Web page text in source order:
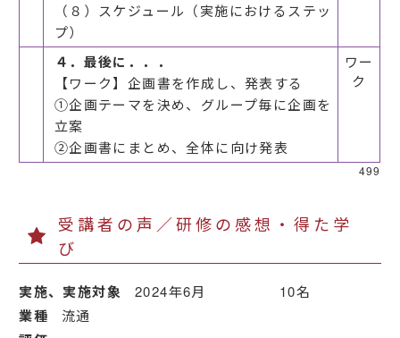
（８）スケジュール（実施におけるステッ
プ）
４．最後に．．．
【ワーク】企画書を作成し、発表する
①企画テーマを決め、グループ毎に企画を
立案
②企画書にまとめ、全体に向け発表
ワー
ク
499
受講者の声／研修の感想・得た学
び
実施、実施対象 2024年6月 10名
業種 流通